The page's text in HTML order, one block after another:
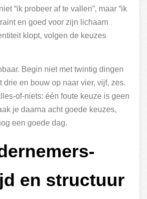
“ik probeer af te vallen”, maar “ik
en goed voor zijn lichaam
klopt, volgen de keuzes
Begin niet met twintig dingen
drie en bouw op naar vier, vijf, zes.
of-niets: één foute keuze is geen
je daarna acht goede keuzes,
een goede dag.
en structuur